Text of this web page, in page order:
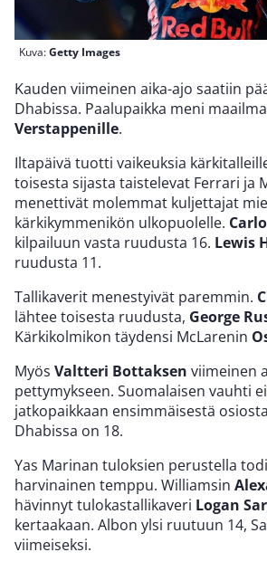
Kuva:Getty Images
Kauden viimeinen aika-ajo saatiin
Dhabissa. Paalupaikka meni
Verstappenille.
Iltapäivä tuotti vaikeuksia
toisesta sijasta taistelevat Ferrari ja
menettivät molemmat kuljettajat
kärkikymmenikön ulkopuolelle.
kilpailuun vasta ruudusta 16. Lewis
ruudusta 11.
Tallikaverit menestyivät paremmin.
lähtee toisesta ruudusta, George
Kärkikolmikon täydensi McLarenin
Myös Valtteri Bottaksen viimeinen
pettymykseen. Suomalaisen vauhti
jatkopaikkaan ensimmäisestä
Dhabissa on 18.
Yas Marinan tuloksien perustella
harvinainen temppu. Williamsin
hävinnyt tulokastallikaveri Logan
kertaakaan. Albon ylsi ruutuun 14,
viimeiseksi.